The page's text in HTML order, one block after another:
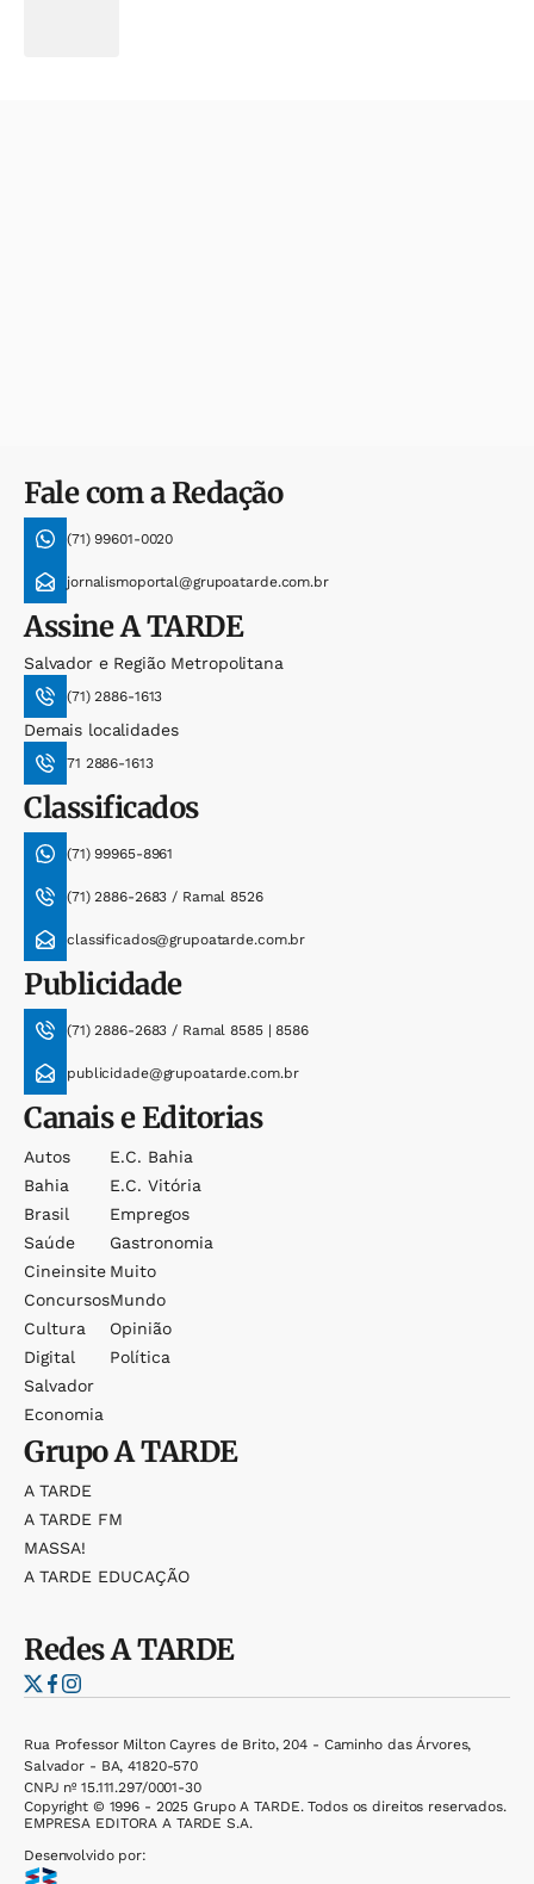
Fale com a Redação
(71) 99601-0020
jornalismoportal@grupoatarde.com.br
AssineA TARDE
Salvador e Região Metropolitana
(71) 2886-1613
Demais localidades
71 2886-1613
Classificados
(71) 99965-8961
(71) 2886-2683 / Ramal 8526
classificados@grupoatarde.com.br
Publicidade
(71) 2886-2683 / Ramal 8585 | 8586
publicidade@grupoatarde.com.br
Canais e Editorias
Autos
Bahia
Brasil
Saúde
Cineinsite
Concursos
Cultura
Digital
Salvador
Economia
E.c. Bahia
E.c. Vitória
Empregos
Gastronomia
Muito
Mundo
Opinião
Política
GrupoA TARDE
A TARDE
A TARDE FM
MASSA!
A TARDE EDUCAÇÃO
RedesA TARDE
Rua Professor Milton Cayres de Brito, 204 - Caminho das Árvores,
Salvador - BA, 41820-570
CNPJ nº 15.111.297/0001-30
Copyright © 1996 - 2025 Grupo A TARDE. Todos os direitos reservados.
EMPRESA EDITORA A TARDE S.A.
Desenvolvido por: